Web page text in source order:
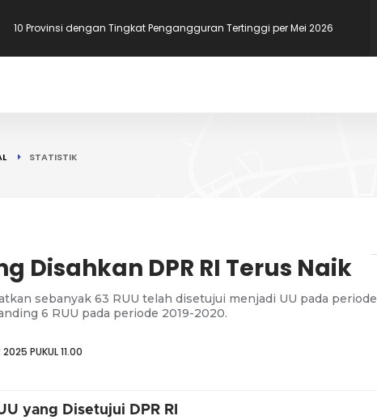
Provinsi Mana di Jawa yang Paling Sering Gunakan Bahasa Daerah
di Puncak!
10 Provinsi dengan Tingkat Pengangguran Tertinggi per Mei 2026
STATISTIK
Disahkan DPR RI Terus Naik
sebanyak 63 RUU telah disetujui menjadi UU pada periode
6 RUU pada periode 2019-2020.
2025 PUKUL 11.00
yang Disetujui DPR RI